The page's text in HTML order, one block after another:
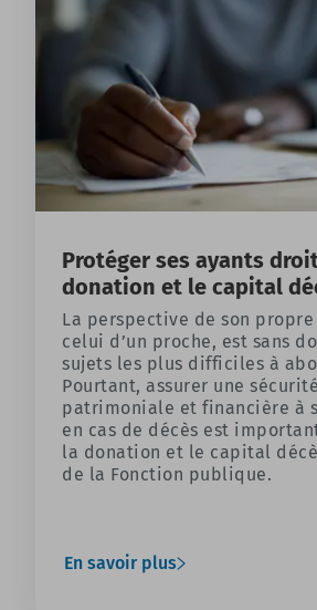
Protéger ses ayants
donation et le capital
La perspective de son propre
celui d’un proche, est sans
sujets les plus difficiles à
Pourtant, assurer une sécurité
patrimoniale et financière à
en cas de décès est
la donation et le capital
de la Fonction publique.
En savoir plus